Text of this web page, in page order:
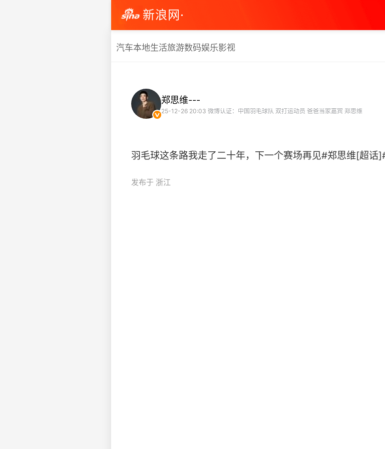
新浪网·
汽车本地生活旅游数码娱乐影视
郑思维---
25-12-26 20:03 微博认证：中国羽毛球队 双打运动员 爸爸当家嘉宾 郑思维
羽毛球这条路我走了二十年，下一个赛场再见#郑思维[超
发布于 浙江